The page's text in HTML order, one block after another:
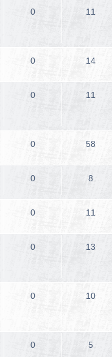
0 11
0 14
0 11
0 58
0 8
0 11
0 13
0 10
0 5